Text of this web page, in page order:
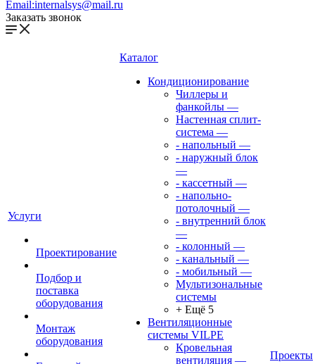
Email:internalsys@mail.ru
Заказать звонок
Услуги
Проектирование
Подбор и
поставка
оборудования
Монтаж
оборудования
Каталог
Кондиционирование
Чиллеры и
фанкойлы —
Настенная сплит-
система —
- напольный —
- наружный блок
—
- кассетный —
- напольно-
потолочный —
- внутренний блок
—
- колонный —
- канальный —
- мобильный —
Мультизональные
системы
+ Ещё 5
Вентиляционные
системы VILPE
Кровельная
вентиляция —
Проекты